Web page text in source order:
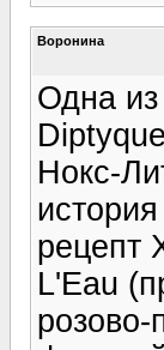
Воронина
Одна
Нокс-
рецепт
L'Eau